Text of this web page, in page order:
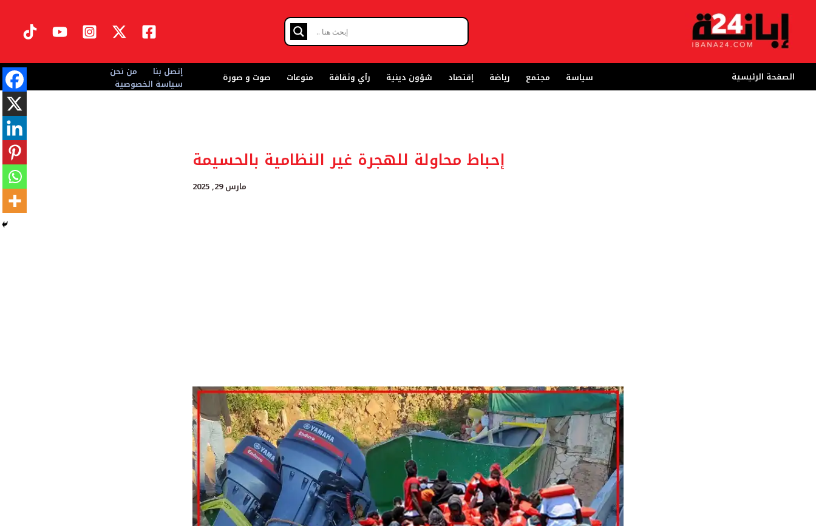
المحتوى
الصفحة الرئيسية سياسة مجتمع رياضة إقتصاد شؤون دينية رأي وثقافة منوعات صوت و صورة إتصل بنا
من نحن
سياسة الخصوصية
إحباط محاولة للهجرة غير النظامية بالحسيمة
مارس 29, 2025